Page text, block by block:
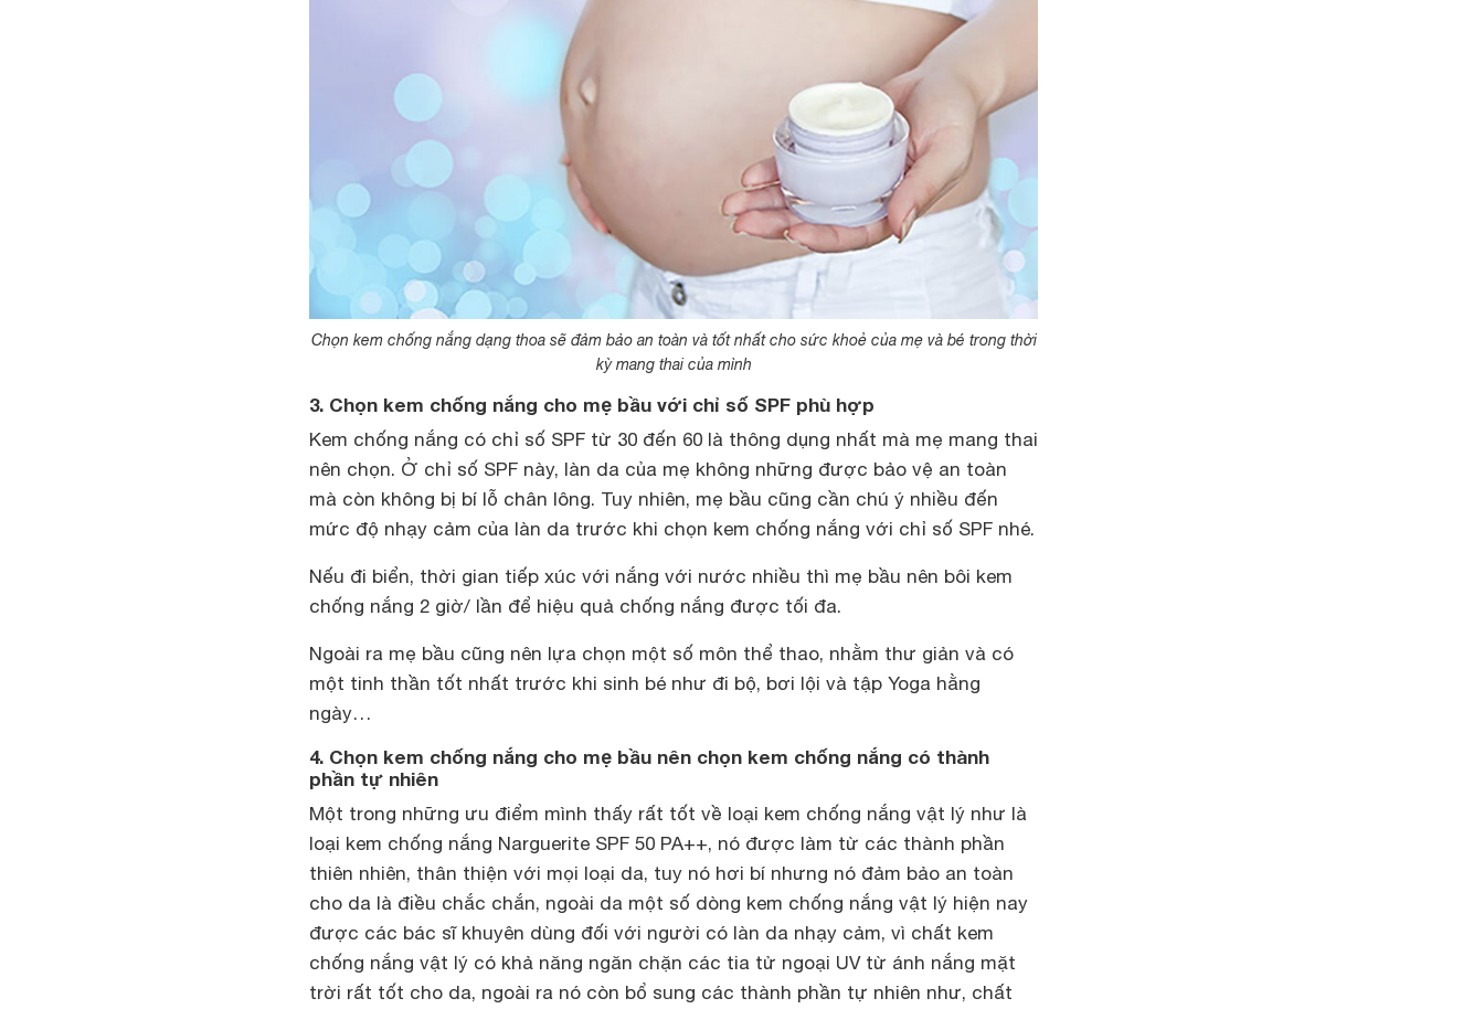
Chọn kem chống nắng dạng thoa sẽ đảm bảo an toàn và tốt nhất cho sức khoẻ của mẹ và bé trong thời
kỳ mang thai của mình
3. Chọn kem chống nắng cho mẹ bầu với chỉ số SPF phù hợp
Kem chống nắng có chỉ số SPF từ 30 đến 60 là thông dụng nhất mà mẹ mang thai
nên chọn. Ở chỉ số SPF này, làn da của mẹ không những được bảo vệ an toàn
mà còn không bị bí lỗ chân lông. Tuy nhiên, mẹ bầu cũng cần chú ý nhiều đến
mức độ nhạy cảm của làn da trước khi chọn kem chống nắng với chỉ số SPF nhé.
Nếu đi biển, thời gian tiếp xúc với nắng với nước nhiều thì mẹ bầu nên bôi kem
chống nắng 2 giờ/ lần để hiệu quả chống nắng được tối đa.
Ngoài ra mẹ bầu cũng nên lựa chọn một số môn thể thao, nhằm thư giản và có
một tinh thần tốt nhất trước khi sinh bé như đi bộ, bơi lội và tập Yoga hằng
ngày…
4. Chọn kem chống nắng cho mẹ bầu nên chọn kem chống nắng có thành
phần tự nhiên
Một trong những ưu điểm mình thấy rất tốt về loại kem chống nắng vật lý như là
loại kem chống nắng Narguerite SPF 50 PA++, nó được làm từ các thành phần
thiên nhiên, thân thiện với mọi loại da, tuy nó hơi bí nhưng nó đảm bảo an toàn
cho da là điều chắc chắn, ngoài da một số dòng kem chống nắng vật lý hiện nay
được các bác sĩ khuyên dùng đối với người có làn da nhạy cảm, vì chất kem
chống nắng vật lý có khả năng ngăn chặn các tia tử ngoại UV từ ánh nắng mặt
trời rất tốt cho da, ngoài ra nó còn bổ sung các thành phần tự nhiên như, chất